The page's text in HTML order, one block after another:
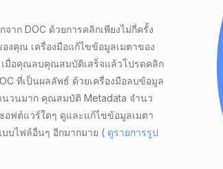
จาก DOC ด้วยการคลิกเพียงไม่กี่ครั้ง
งคุณ เครื่องมือแก้ไขข้อมูลเมตาของ
เมื่อคุณลบคุณสมบัติเสร็จแล้วโปรดคลิก
ที่เป็นผลลัพธ์ ด้วยเครื่องมือลบข้อมูล
วนมาก คุณสมบัติ Metadata จํานว
ฟต์แวร์ใดๆ ดูและแก้ไขข้อมูลเมตา
บไฟล์อื่นๆ อีกมากมาย ( ดูรายการรูป